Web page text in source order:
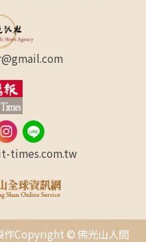
times.com.tw
作Copyright © 佛光山人間